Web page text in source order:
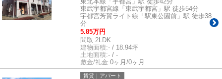
東武宇都宮線「東武宇都宮」駅 徒歩54分
宇都宮芳賀ライト線「駅東公園前」駅 徒歩38
分
5.85万円
間取:2LDK
建物面積:- / 18.94坪
土地面積:- / -
敷金/礼金:0ヶ月/0ヶ月
賃貸｜アパート